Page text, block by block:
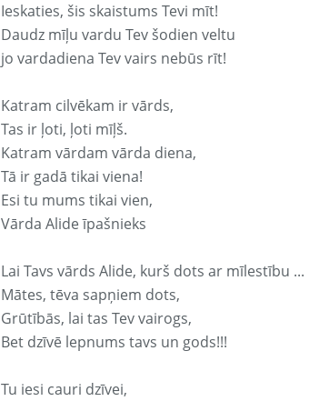
Ieskaties, šis skaistums Tevi mīt!
Daudz mīļu vardu Tev šodien veltu
jo vardadiena Tev vairs nebūs rīt!
Katram cilvēkam ir vārds,
Tas ir ļoti, ļoti mīļš.
Katram vārdam vārda diena,
Tā ir gadā tikai viena!
Esi tu mums tikai vien,
Vārda Alide īpašnieks
Lai Tavs vārds Alide, kurš dots ar mīlestību ...
Mātes, tēva sapņiem dots,
Grūtībās, lai tas Tev vairogs,
Bet dzīvē lepnums tavs un gods!!!
Tu iesi cauri dzīvei,